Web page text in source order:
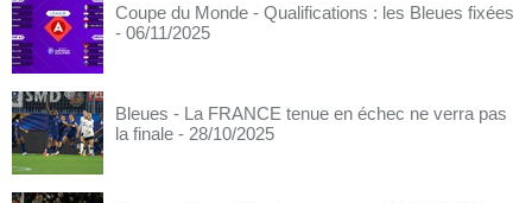
Coupe du Monde - Qualifications : les Bleues fixées
- 06/11/2025
Bleues - La FRANCE tenue en échec ne verra pas
la finale - 28/10/2025